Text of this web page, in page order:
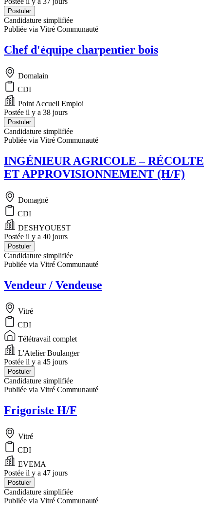
Postuler
Candidature simplifiée
Publiée via Vitré Communauté
Chef d'équipe charpentier bois
Domalain
CDI
Point Accueil Emploi
Postée il y a 38 jours
Postuler
Candidature simplifiée
Publiée via Vitré Communauté
INGÉNIEUR AGRICOLE – RÉCOLTE
ET APPROVISIONNEMENT (H/F)
Domagné
CDI
DESHYOUEST
Postée il y a 40 jours
Postuler
Candidature simplifiée
Publiée via Vitré Communauté
Vendeur / Vendeuse
Vitré
CDI
Télétravail complet
L'Atelier Boulanger
Postée il y a 45 jours
Postuler
Candidature simplifiée
Publiée via Vitré Communauté
Frigoriste H/F
Vitré
CDI
EVEMA
Postée il y a 47 jours
Postuler
Candidature simplifiée
Publiée via Vitré Communauté